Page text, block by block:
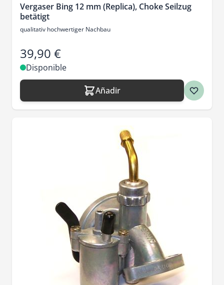
Vergaser Bing 12 mm (Replica), Choke Seilzug
betätigt
qualitativ hochwertiger Nachbau
39,90 €
Disponible
Añadir